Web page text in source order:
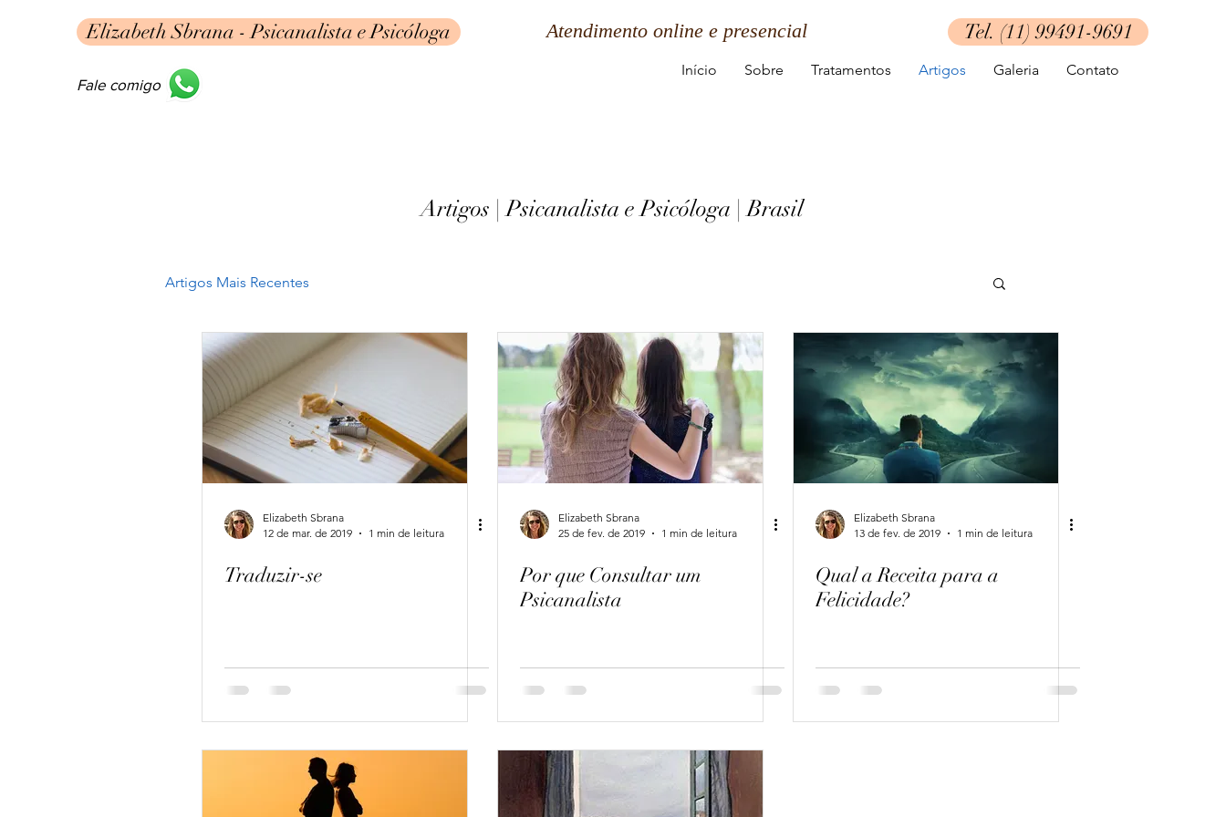
Elizabeth Sbrana - Psicanalista e Psicóloga Atendimento online e presencial
Início Sobre Tratamentos Artigos Galeria Contato
Tel. (11) 99491-9691
Fale comigo
Artigos | Psicanalista e Psicóloga | Brasil
Artigos Mais Recentes
Elizabeth Sbrana
12 de mar. de 2019
1 min de leitura
Traduzir-se
Elizabeth Sbrana
25 de fev. de 2019
1 min de leitura
Por que Consultar um
Psicanalista
Elizabeth Sbrana
13 de fev. de 2019
1 min de leitura
Qual a Receita para a
Felicidade?